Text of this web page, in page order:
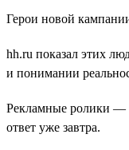
Герои новой
hh.ru показал этих
и понимании
Рекламные ролики —
ответ уже завтра.